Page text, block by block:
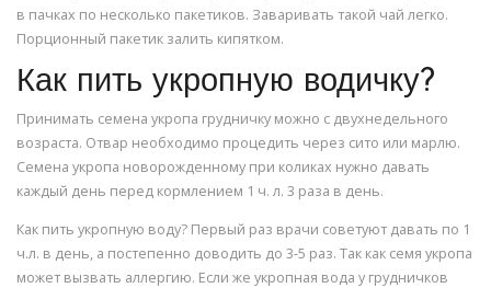
в пачках по несколько пакетиков. Заваривать такой чай легко.
Порционный пакетик залить кипятком.
Как пить укропную водичку?
Принимать семена укропа грудничку можно с двухнедельного
возраста. Отвар необходимо процедить через сито или марлю.
Семена укропа новорожденному при коликах нужно давать
каждый день перед кормлением 1 ч. л. 3 раза в день.
Как пить укропную воду? Первый раз врачи советуют давать по 1
ч.л. в день, а постепенно доводить до 3-5 раз. Так как семя укропа
может вызвать аллергию. Если же укропная вода у грудничков